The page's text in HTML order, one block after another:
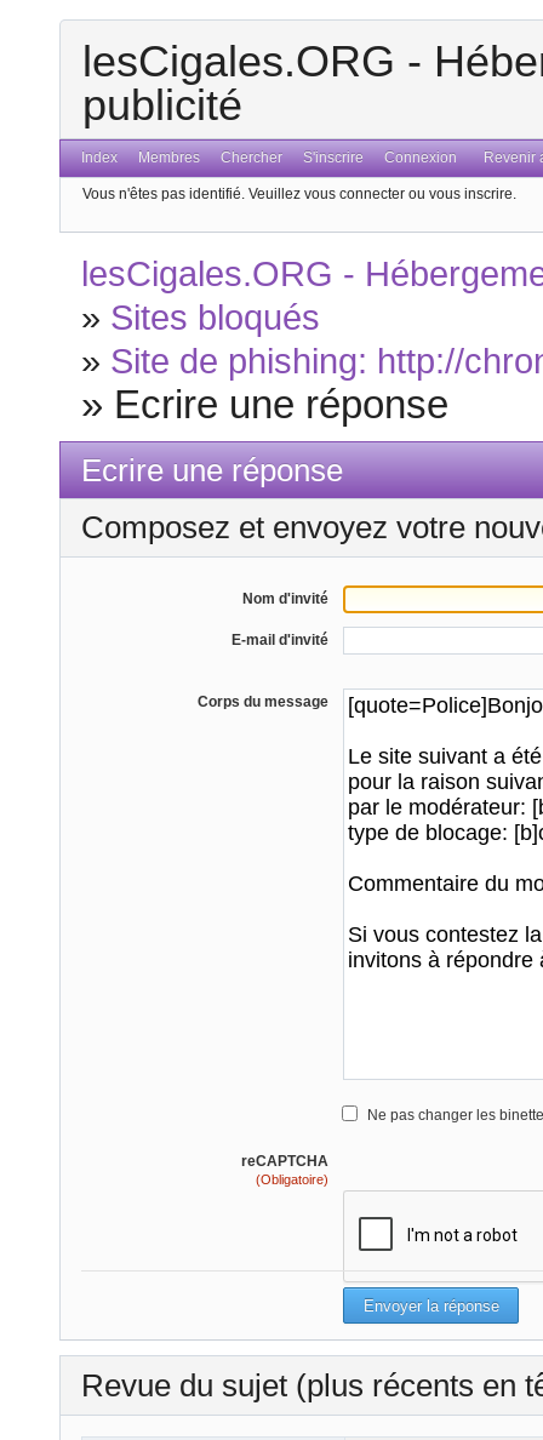
lesCigales.ORG -
publicité
Index Membres Chercher S'inscrire Connexion Revenir
Vous n'êtes pas identifié. Veuillez vous connecter ou vous inscrire.
lesCigales.ORG -
» Sites bloqués
» Site de phishing: http://
» Ecrire une réponse
Ecrire une réponse
Composez et envoyez votre
Nom d'invité
E-mail d'invité
Corps du message
Ne pas changer les
reCAPTCHA
(Obligatoire)
Revue du sujet (plus récents en